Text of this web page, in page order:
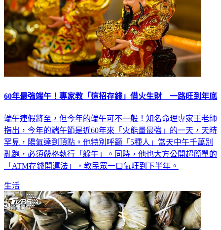
60年最強端午！專家教「這招存錢」借火生財 一路旺到年底
端午連假將至，但今年的端午可不一般！知名命理專家王老師
指出，今年的端午節是近60年來「火能量最強」的一天，天時
罕見，陽氣達到頂點。他特別呼籲「5種人」當天中午千萬別
亂跑，必須嚴格執行「躲午」。同時，他也大方公開超簡單的
「ATM存錢開運法」，教民眾一口氣旺到下半年。
生活